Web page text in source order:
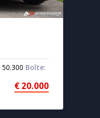
50.300 Boîte:
€ 20.000